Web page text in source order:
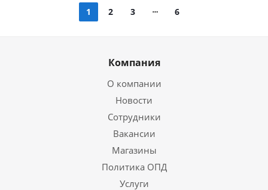
1 2 3 6
Компания
О компании
Новости
Сотрудники
Вакансии
Магазины
Политика ОПД
Услуги